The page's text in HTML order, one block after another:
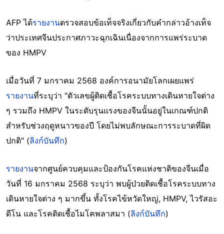
AFP ได้รายงานตรวจสอบข้อเท็จจริงเกี่ยวกับคำกล่าวอ้างเท็จ
ว่าประเทศจีนประกาศภาวะฉุกเฉินเนื่องจากการแพร่ระบาด
ของ HMPV
เมื่อวันที่ 7 มกราคม 2568 องค์การอนามัยโลกเผยแพร่
รายงานที่ระบุว่า "ตัวเลขผู้ติดเชื้อโรคระบบทางเดินหายใจต่าง
ๆ รวมถึง HMPV ในระดับรุนแรงของจีนนั้นอยู่ในเกณฑ์ปกติ
สำหรับช่วงฤดูหนาวของปี โดยไม่พบลักษณะการระบาดที่ผิด
ปกติ" (ลิงก์บันทึก)
รายงานจากศูนย์ควบคุมและป้องกันโรคแห่งชาติของจีนเมื่อ
วันที่ 16 มกราคม 2568 ระบุว่า พบผู้ป่วยติดเชื้อโรคระบบทาง
เดินหายใจต่าง ๆ มากขึ้น ทั้งโรคไข้หวัดใหญ่, HMPV, ไวรัสอะ
ดีโน และโรคติดเชื้อไมโคพลาสมา (ลิงก์บันทึก)